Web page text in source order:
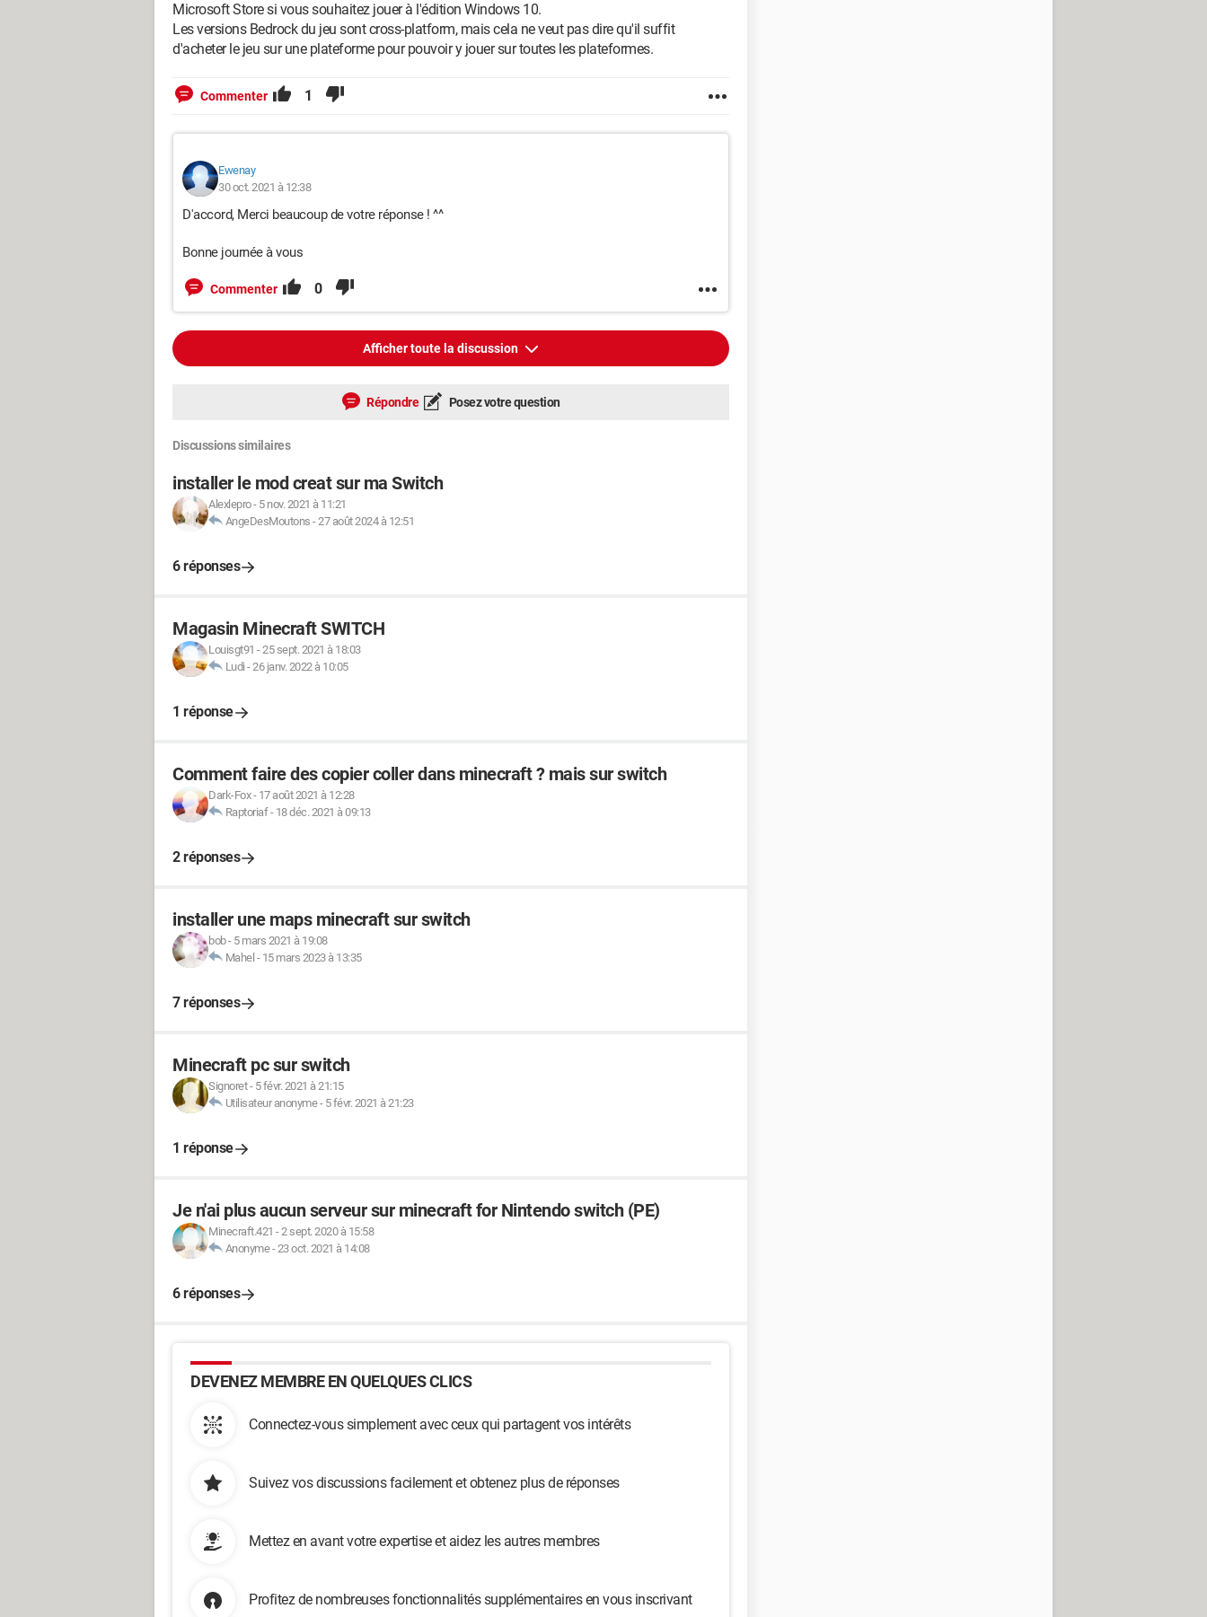
Microsoft Store si vous souhaitez jouer à l'édition Windows 10.
Les versions Bedrock du jeu sont cross-platform, mais cela ne veut pas dire qu'il suffit
d'acheter le jeu sur une plateforme pour pouvoir y jouer sur toutes les plateformes.
Commenter 1
Ewenay
30 oct. 2021 à 12:38
D'accord, Merci beaucoup de votre réponse ! ^^
Bonne journée à vous
Commenter 0
Afficher toute la discussion
Répondre Posez votre question
Discussions similaires
installer le mod creat sur ma Switch
Alexlepro- 5 nov. 2021 à 11:21
AngeDesMoutons -27 août 2024 à 12:51
6 réponses
Magasin Minecraft SWITCH
Louisgt91 -25 sept. 2021 à 18:03
Ludi -26 janv. 2022 à 10:05
1 réponse
Comment faire des copier coller dans minecraft ? mais sur switch
Dark-Fox- 17 août 2021 à 12:28
Raptoriaf- 18 déc. 2021 à 09:13
2 réponses
installer une maps minecraft sur switch
bob- 5 mars 2021 à 19:08
Mahel - 15 mars 2023 à 13:35
7 réponses
Minecraft pc sur switch
Signoret- 5 févr. 2021 à 21:15
Utilisateur anonyme- 5 févr. 2021 à 21:23
1 réponse
Je n'ai plus aucun serveur sur minecraft for Nintendo switch (PE)
Minecraft.421 -2 sept. 2020 à 15:58
Anonyme-23 oct. 2021 à 14:08
6 réponses
DEVENEZ MEMBRE EN QUELQUES CLICS
Connectez-vous simplement avec ceux qui partagent vos intérêts
Suivez vos discussions facilement et obtenez plus de réponses
Mettez en avant votre expertise et aidez les autres membres
Profitez de nombreuses fonctionnalités supplémentaires en vous inscrivant